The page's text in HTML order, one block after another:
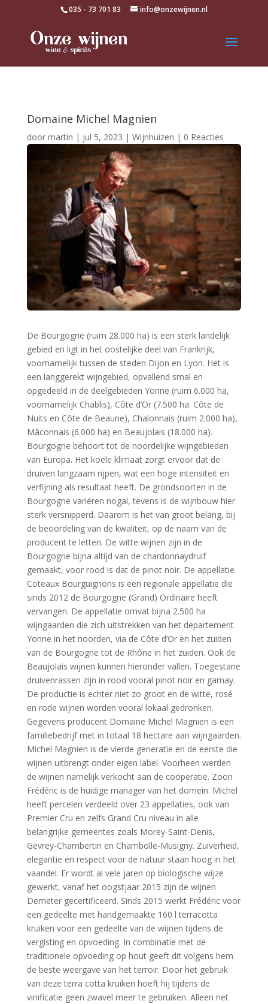
035 - 73 701 83 info@onzewijnen.nl
Domaine Michel Magnien
door martin | jul 5, 2023 | Wijnhuizen | 0 Reacties
De Bourgogne (ruim 28.000 ha) is een sterk landelijk
gebied en ligt in het oostelijke deel van Frankrijk,
voornamelijk tussen de steden Dijon en Lyon. Het is
een langgerekt wijngebied, opvallend smal en
opgedeeld in de deelgebieden Yonne (ruim 6.000 ha,
voornamelijk Chablis), Côte d’Or (7.500 ha: Côte de
Nuits en Côte de Beaune), Chalonnais (ruim 2.000 ha),
Mâconnais (6.000 ha) en Beaujolais (18.000 ha).
Bourgogne behoort tot de noordelijke wijngebieden
van Europa. Het koele klimaat zorgt ervoor dat de
druiven langzaam rijpen, wat een hoge intensiteit en
verfijning als resultaat heeft. De grondsoorten in de
Bourgogne variëren nogal, tevens is de wijnbouw hier
sterk versnipperd. Daarom is het van groot belang, bij
de beoordeling van de kwaliteit, op de naam van de
producent te letten. De witte wijnen zijn in de
Bourgogne bijna altijd van de chardonnaydruif
gemaakt, voor rood is dat de pinot noir. De appellatie
Coteaux Bourguignons is een regionale appellatie die
sinds 2012 de Bourgogne (Grand) Ordinaire heeft
vervangen. De appellatie omvat bijna 2.500 ha
wijngaarden die zich uitstrekken van het departement
Yonne in het noorden, via de Côte d’Or en het zuiden
van de Bourgogne tot de Rhône in het zuiden. Ook de
Beaujolais wijnen kunnen hieronder vallen. Toegestane
druivenrassen zijn in rood vooral pinot noir en gamay.
De productie is echter niet zo groot en de witte, rosé
en rode wijnen worden vooral lokaal gedronken.
Gegevens producent Domaine Michel Magnien is een
familiebedrijf met in totaal 18 hectare aan wijngaarden.
Michel Magnien is de vierde generatie en de eerste die
wijnen uitbrengt onder eigen label. Voorheen werden
de wijnen namelijk verkocht aan de coöperatie. Zoon
Frédéric is de huidige manager van het domein. Michel
heeft percelen verdeeld over 23 appellaties, ook van
Premier Cru en zelfs Grand Cru niveau in alle
belangrijke gemeentes zoals Morey-Saint-Denis,
Gevrey-Chambertin en Chambolle-Musigny. Zuiverheid,
elegantie en respect voor de natuur staan hoog in het
vaandel. Er wordt al vele jaren op biologische wijze
gewerkt, vanaf het oogstjaar 2015 zijn de wijnen
Demeter gecertificeerd. Sinds 2015 werkt Frédéric voor
een gedeelte met handgemaakte 160 l terracotta
kruiken voor een gedeelte van de wijnen tijdens de
vergisting en opvoeding. In combinatie met de
traditionele opvoeding op hout geeft dit volgens hem
de beste weergave van het terroir. Door het gebruik
van deze terra cotta kruiken hoeft hij tijdens de
vinificatie geen zwavel meer te gebruiken. Alleen net